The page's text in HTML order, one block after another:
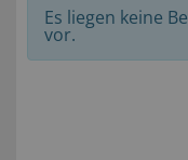
Es liegen keine
vor.